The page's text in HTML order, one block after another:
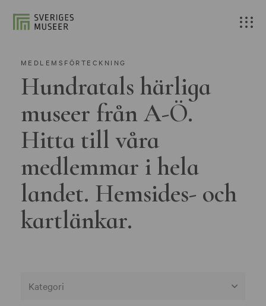
MEDLEMSFÖRTECKNING
Hundratals härliga
museer från A-Ö.
Hitta till våra
medlemmar i hela
landet. Hemsides- och
kartlänkar.